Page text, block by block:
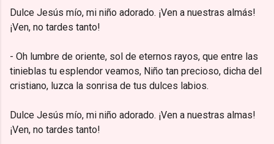
Dulce Jesús mío, mi niño adorado. ¡Ven a nuestras almás!
¡Ven, no tardes tanto!
- Oh lumbre de oriente, sol de eternos rayos, que entre las
tinieblas tu esplendor veamos, Niño tan precioso, dicha del
cristiano, luzca la sonrisa de tus dulces labios.
Dulce Jesús mío, mi niño adorado. ¡Ven a nuestras almas!
¡Ven, no tardes tanto!